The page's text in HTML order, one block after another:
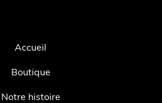
Accueil
Boutique
Notre histoire